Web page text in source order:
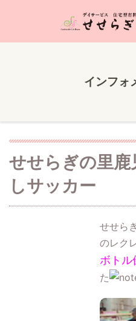
インフォ
せせらぎの里鹿
しサッカー
せせら
のレク
ボトル
た